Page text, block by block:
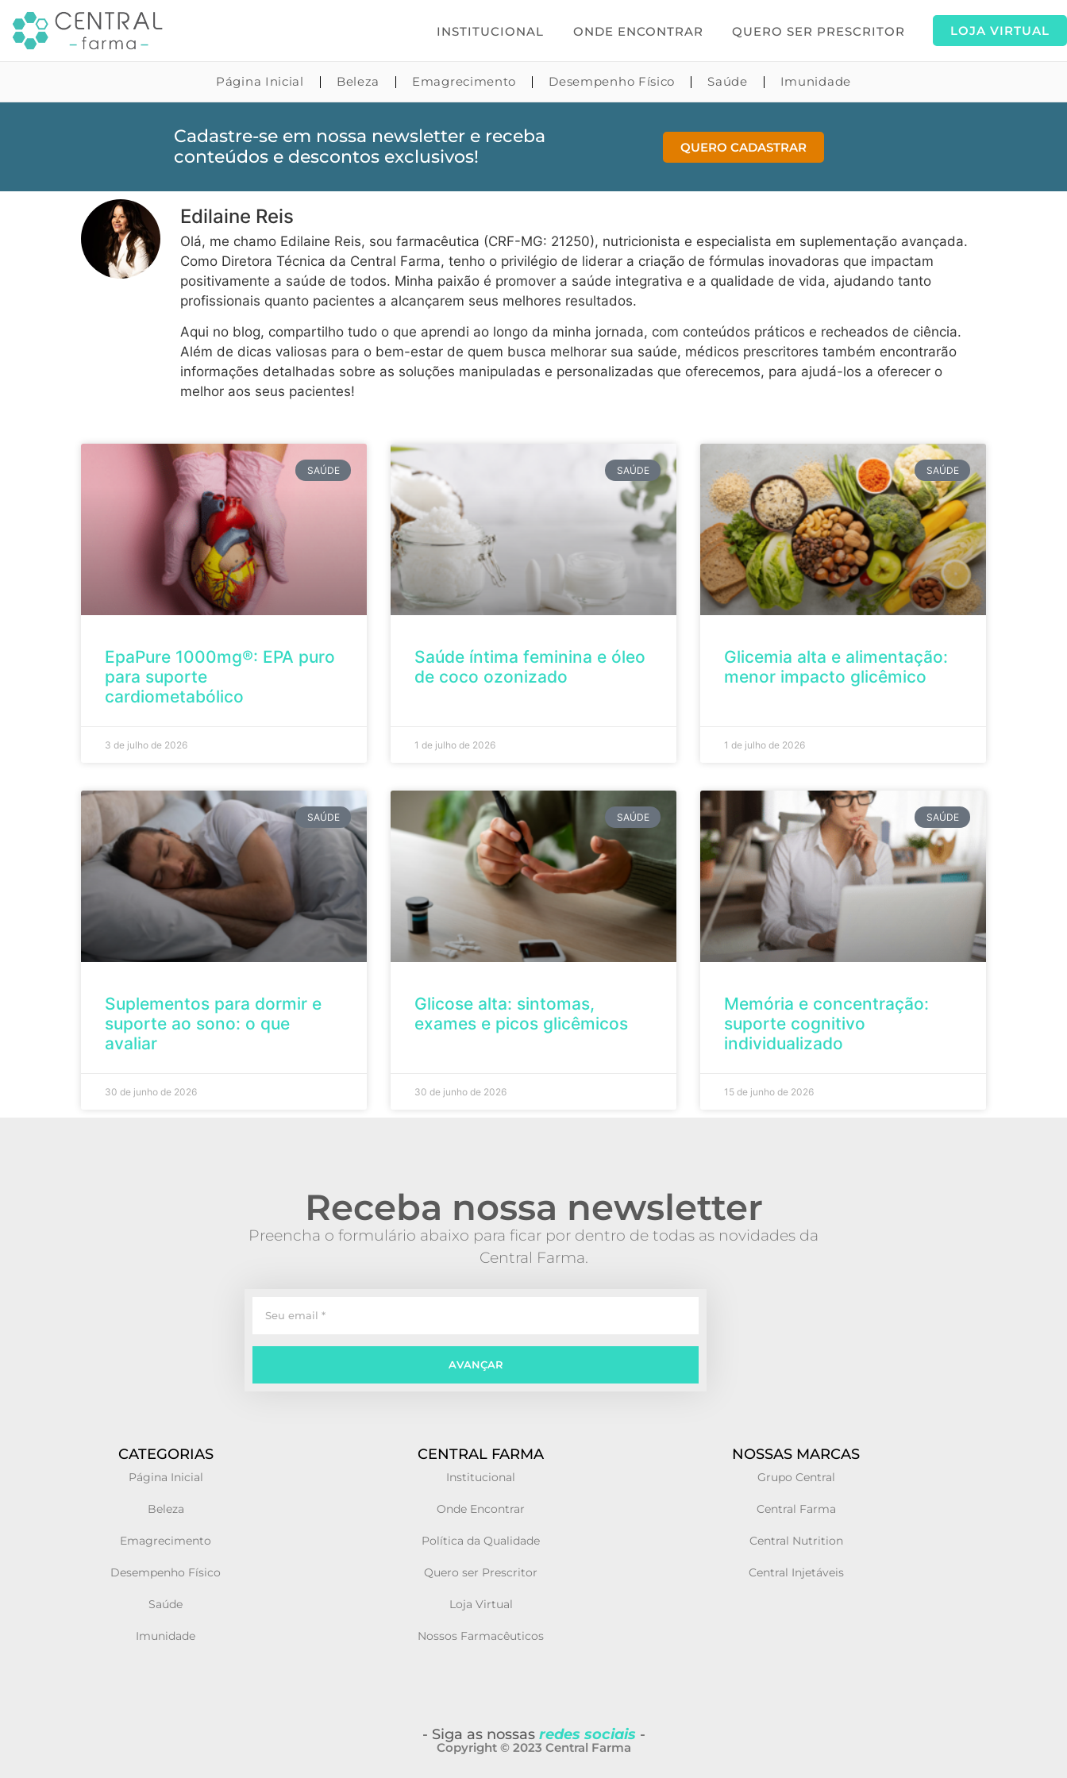
INSTITUCIONAL ONDE ENCONTRAR QUERO SER PRESCRITOR LOJA VIRTUAL
Página Inicial Beleza Emagrecimento Desempenho Físico Saúde Imunidade
Cadastre-se em nossa newsletter e receba
conteúdos e descontos exclusivos!
QUERO CADASTRAR
Edilaine Reis
Olá, me chamo Edilaine Reis, sou farmacêutica (CRF-MG: 21250), nutricionista e especialista em suplementação avançada.
Como Diretora Técnica da Central Farma, tenho o privilégio de liderar a criação de fórmulas inovadoras que impactam
positivamente a saúde de todos. Minha paixão é promover a saúde integrativa e a qualidade de vida, ajudando tanto
profissionais quanto pacientes a alcançarem seus melhores resultados.
Aqui no blog, compartilho tudo o que aprendi ao longo da minha jornada, com conteúdos práticos e recheados de ciência.
Além de dicas valiosas para o bem-estar de quem busca melhorar sua saúde, médicos prescritores também encontrarão
informações detalhadas sobre as soluções manipuladas e personalizadas que oferecemos, para ajudá-los a oferecer o
melhor aos seus pacientes!
SAÚDE
EpaPure 1000mg®: EPA puro
para suporte
cardiometabólico
3 de julho de 2026
SAÚDE
Saúde íntima feminina e óleo
de coco ozonizado
1 de julho de 2026
SAÚDE
Glicemia alta e alimentação:
menor impacto glicêmico
1 de julho de 2026
SAÚDE
Suplementos para dormir e
suporte ao sono: o que
avaliar
30 de junho de 2026
SAÚDE
Glicose alta: sintomas,
exames e picos glicêmicos
30 de junho de 2026
SAÚDE
Memória e concentração:
suporte cognitivo
individualizado
15 de junho de 2026
Receba nossa newsletter
Preencha o formulário abaixo para ficar por dentro de todas as novidades da
Central Farma.
AVANÇAR
CATEGORIAS
Página Inicial
Beleza
Emagrecimento
Desempenho Físico
Saúde
Imunidade
CENTRAL FARMA
Institucional
Onde Encontrar
Política da Qualidade
Quero ser Prescritor
Loja Virtual
Nossos Farmacêuticos
NOSSAS MARCAS
Grupo Central
Central Farma
Central Nutrition
Central Injetáveis
- Siga as nossas redes sociais-
Copyright © 2023 Central Farma